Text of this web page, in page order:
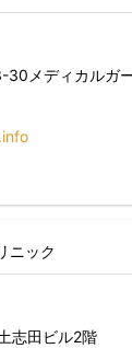
メディカルガ
ニック
志田ビル2階